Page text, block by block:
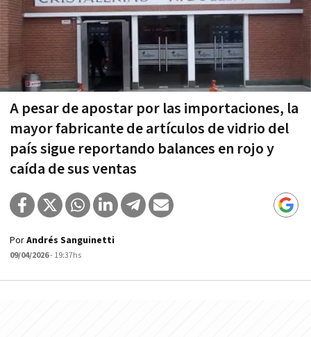
A pesar de apostar por las importaciones, la
mayor fabricante de artículos de vidrio del
país sigue reportando balances en rojo y
caída de sus ventas
PorAndrés Sanguinetti
09/04/2026- 19:37hs